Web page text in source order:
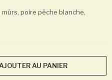
poire pêche blanche,
AU PANIER